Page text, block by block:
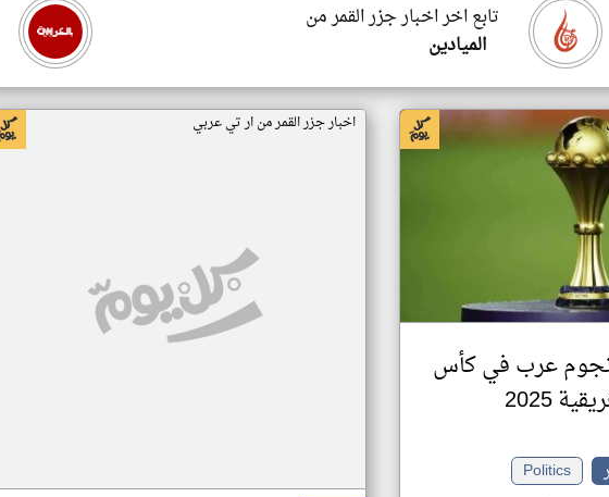
تابع اخر اخبار جزر القمر من
الميادين
7 نجوم عرب في كأس
2025
Politics
اخبار جزر القمر من ار تي عربي